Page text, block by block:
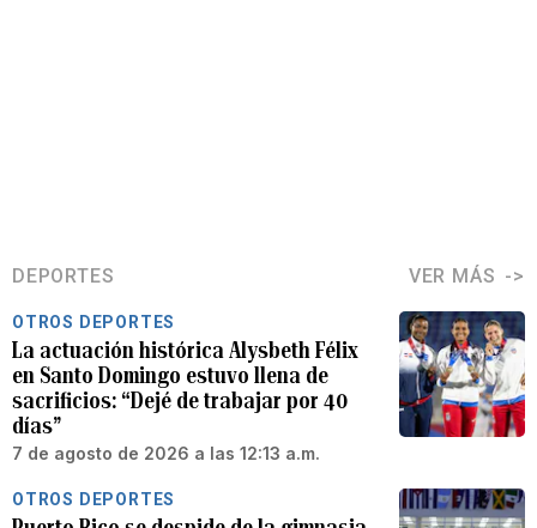
DEPORTES VER MÁS
OTROS DEPORTES
La actuación histórica Alysbeth Félix
en Santo Domingo estuvo llena de
sacrificios: “Dejé de trabajar por 40
días”
7 de agosto de 2026 a las 12:13 a.m.
OTROS DEPORTES